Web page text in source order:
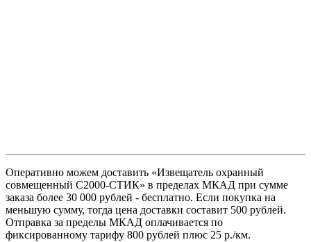
Оперативно можем доставить «Извещатель охранный
совмещенный С2000-СТИК» в пределах МКАД при сумме
заказа более 30 000 рублей - бесплатно. Если покупка на
меньшую сумму, тогда цена доставки составит 500 рублей.
Отправка за пределы МКАД оплачивается по
фиксированному тарифу 800 рублей плюс 25 р./км.